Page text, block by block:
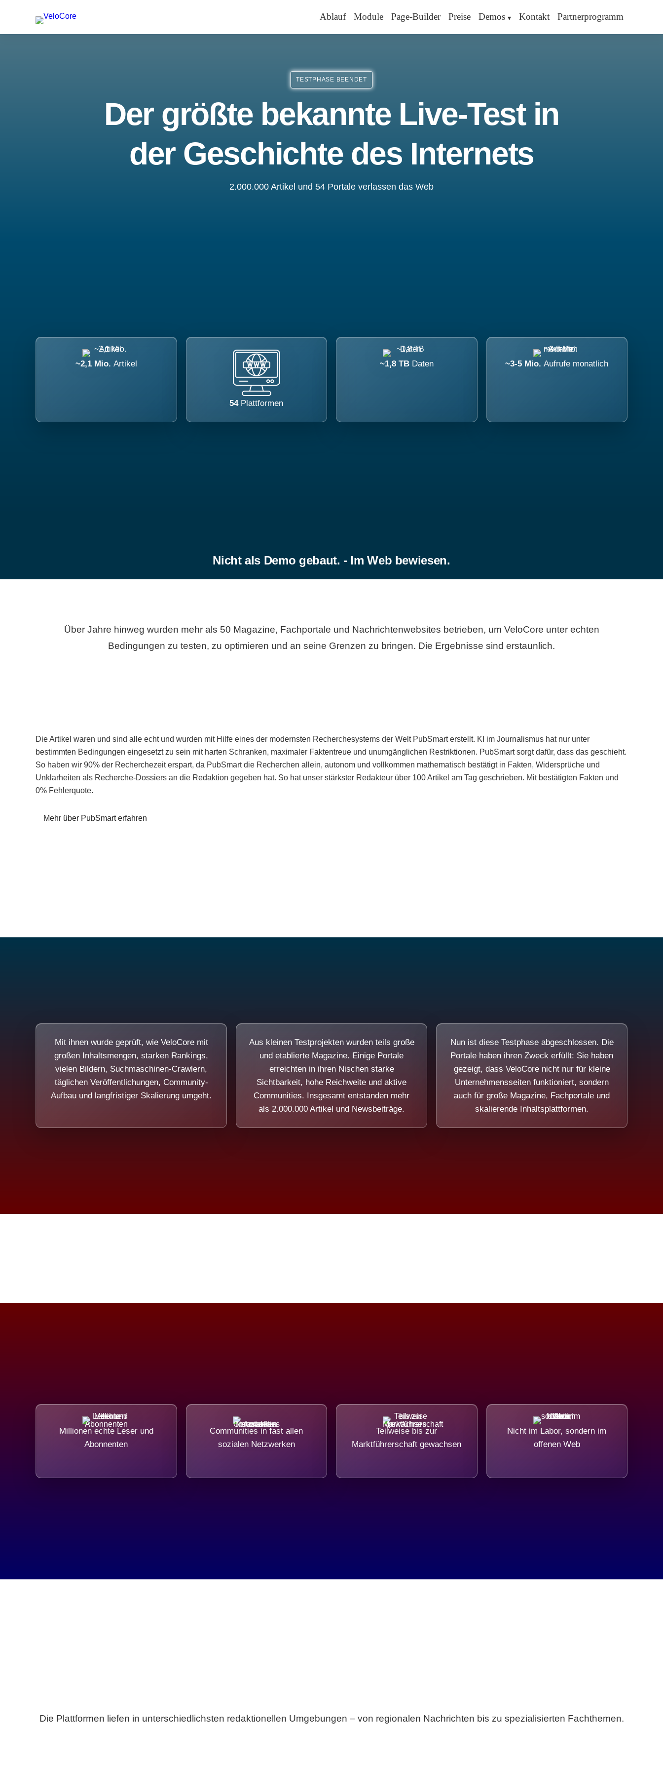
Ablauf Module Page-Builder Preise Demos Kontakt Partnerprogramm
TESTPHASE BEENDET
Der größte bekannte Live-Test in
der Geschichte des Internets
2.000.000 Artikel und 54 Portale verlassen das Web
~2,1 Mio. Artikel
54 Plattformen
~1,8 TB Daten ~3-5 Mio.Aufrufe monatlich
Nicht als Demo gebaut. - Im Web bewiesen.
Über Jahre hinweg wurden mehr als 50 Magazine, Fachportale und Nachrichtenwebsites betrieben, um VeloCore unter echten
Bedingungen zu testen, zu optimieren und an seine Grenzen zu bringen. Die Ergebnisse sind erstaunlich.
Die Artikel waren und sind alle echt und wurden mit Hilfe eines der modernsten Recherchesystems der Welt PubSmart erstellt. KI im Journalismus hat nur unter
bestimmten Bedingungen eingesetzt zu sein mit harten Schranken, maximaler Faktentreue und unumgänglichen Restriktionen. PubSmart sorgt dafür, dass das geschieht.
So haben wir 90% der Recherchezeit erspart, da PubSmart die Recherchen allein, autonom und vollkommen mathematisch bestätigt in Fakten, Widersprüche und
Unklarheiten als Recherche-Dossiers an die Redaktion gegeben hat. So hat unser stärkster Redakteur über 100 Artikel am Tag geschrieben. Mit bestätigten Fakten und
0% Fehlerquote.
Mehr über PubSmart erfahren
Mit ihnen wurde geprüft, wie VeloCore mit
großen Inhaltsmengen, starken Rankings,
vielen Bildern, Suchmaschinen-Crawlern,
täglichen Veröffentlichungen, Community-
Aufbau und langfristiger Skalierung umgeht.
Aus kleinen Testprojekten wurden teils große
und etablierte Magazine. Einige Portale
erreichten in ihren Nischen starke
Sichtbarkeit, hohe Reichweite und aktive
Communities. Insgesamt entstanden mehr
als 2.000.000 Artikel und Newsbeiträge.
Nun ist diese Testphase abgeschlossen. Die
Portale haben ihren Zweck erfüllt: Sie haben
gezeigt, dass VeloCore nicht nur für kleine
Unternehmensseiten funktioniert, sondern
auch für große Magazine, Fachportale und
skalierende Inhaltsplattformen.
Millionen echte Leser und
Abonnenten
Communities in fast allen
sozialen Netzwerken
Teilweise bis zur
Marktführerschaft gewachsen
Nicht im Labor, sondern im
offenen Web
Die Plattformen liefen in unterschiedlichsten redaktionellen Umgebungen – von regionalen Nachrichten bis zu spezialisierten Fachthemen.